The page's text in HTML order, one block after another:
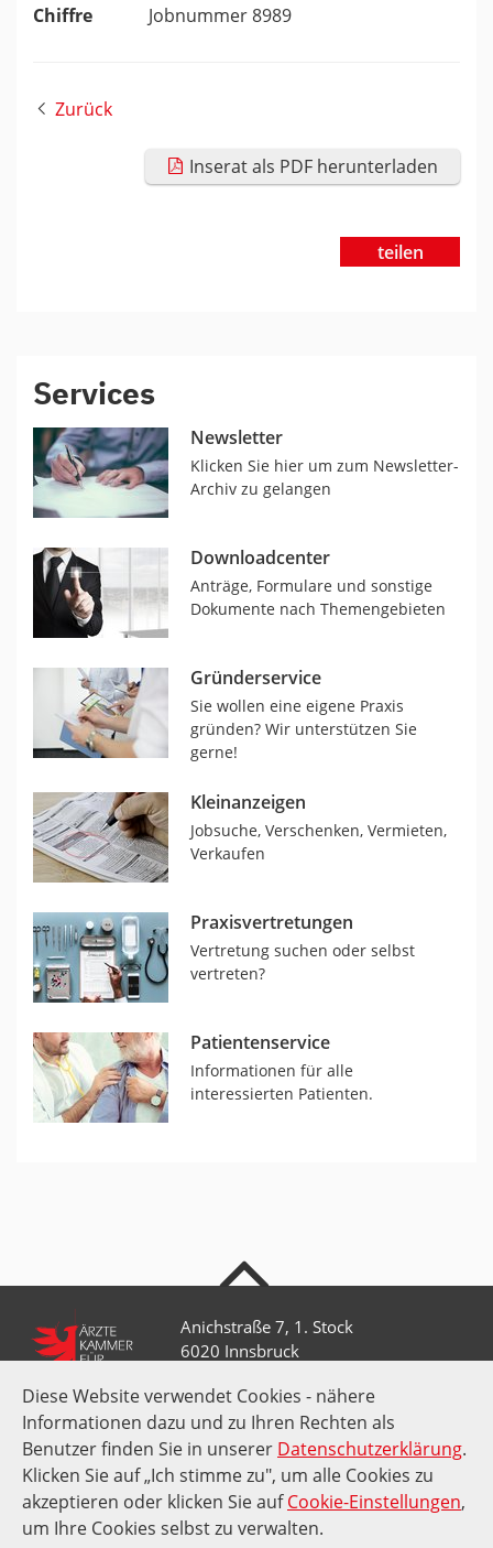
Diese Website verwendet Cookies - nähere
Informationen dazu und zu Ihren Rechten als
Benutzer finden Sie in unserer Datenschutzerklärung.
Klicken Sie auf „Ich stimme zu", um alle Cookies zu
akzeptieren oder klicken Sie aufCookie-Einstellungen,
um Ihre Cookies selbst zu verwalten.
Chiffre
Jobnummer 8989
Zurück
Inserat als PDF herunterladen
teilen
Services
Newsletter
Klicken Sie hier um zum Newsletter-
Archiv zu gelangen
Downloadcenter
Anträge, Formulare und sonstige
Dokumente nach Themengebieten
Gründerservice
Sie wollen eine eigene Praxis
gründen? Wir unterstützen Sie
gerne!
Kleinanzeigen
Jobsuche, Verschenken, Vermieten,
Verkaufen
Praxisvertretungen
Vertretung suchen oder selbst
vertreten?
Patientenservice
Informationen für alle
interessierten Patienten.
Anichstraße 7, 1. Stock
6020 Innsbruck
+43 512 52 0 58-0
kammer@aektirol.at
Impressum Datenschutz Amtssignatur